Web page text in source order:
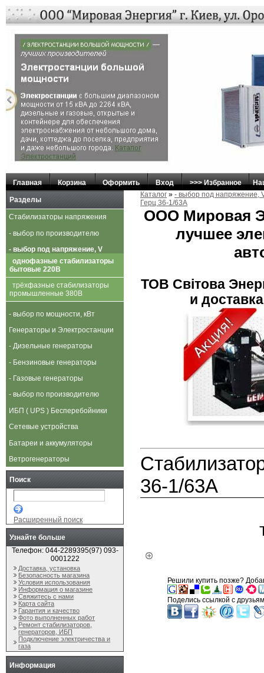
Главная Корзина Оформить Вход >>> Избранное
Каталог » - выбор под напряжение,
Герц 36-1/63А
ООО Мировая
лучшее
ТОВ Свiтова
и
36-1/63А
Решили купить позже?
'
Поделись ссылкой с
Разделы
Стабилизаторы напряжения
- выбор по производителю
- выбор под напряжение, V
однофазные стабилизаторы
бытовые 220В
трёхфазные стабилизаторы
промышленные 380В
- выбор по мощности, кВт
Генераторы и Электростанции
- Дизельные генераторы
- Бензиновые генераторы
- Газовые генераторы
- выбор по производителю
ИБП ( UPS ) Бесперебойники
Сетевые устройства
Батареи и аккумуляторы
Ветрогенераторы
Поиск
Расширенный поиск
Узнайте больше
Телефон: 044-2289395(97) 093-
0001222
Доставка, установка
Безопасность магазина
Условия использования
Информация о магазине
Свяжитесь с нами
Карта сайта
Гарантия и качество
Фото выполненных работ
Ремонт стабилизаторов,
генераторов, ИБП
Подключение электричества и
газа
Информация